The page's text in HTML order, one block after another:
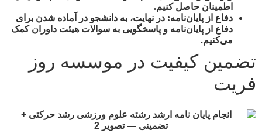
اطمینان حاصل کنیم.
دفاع از پایان‌نامه: در نهایت، به دانشجو در آماده شدن برای
دفاع از پایان‌نامه و پاسخگویی به سوالات هیئت داوران کمک
می‌کنیم.
تضمین کیفیت در موسسه روز
فریت